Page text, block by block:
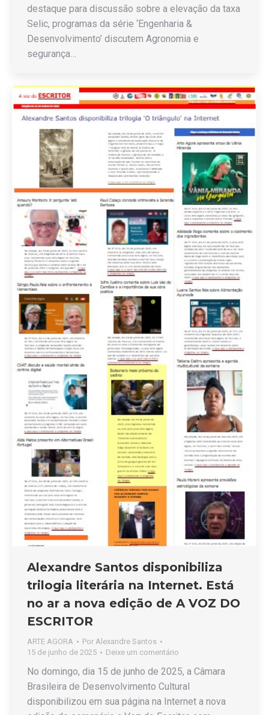
destaque para discussão sobre a elevação da taxa
Selic, programas da série ‘Engenharia &
Desenvolvimento’ discutem Agronomia e
segurança…
Alexandre Santos disponibiliza
trilogia literária na Internet. Está
no ar a nova edição de A VOZ DO
ESCRITOR
ARTE AGORA Por Alexandre Santos
15 de junho de 2025
Deixe um comentário
No domingo, dia 15 de junho de 2025, a Câmara
Brasileira de Desenvolvimento Cultural
disponibilizou em sua página na Internet a nova